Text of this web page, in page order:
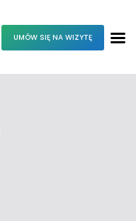
UMÓW SIĘ NA WIZYTĘ